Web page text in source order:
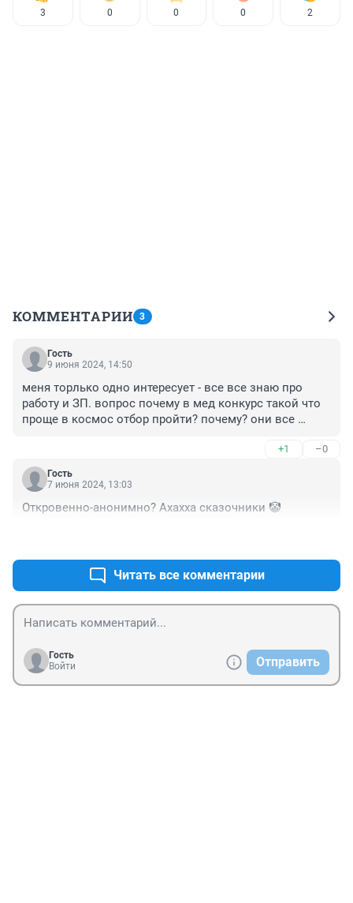
3 0 0 0 2
КОММЕНТАРИИ 3
Гость
9 июня 2024, 14:50
меня торлько одно интересует - все все знаю про
работу и ЗП. вопрос почему в мед конкурс такой что
проще в космос отбор пройти? почему? они все
+1 –0
Гость
7 июня 2024, 13:03
Откровенно-анонимно? Ахахха сказочники 🤡
Читать все комментарии
Гость
Войти
Отправить